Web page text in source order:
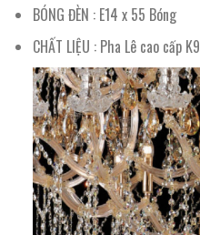
BÓNG ĐÈN : E14 x 55 Bóng
CHẤT LIỆU : Pha Lê cao cấp K9